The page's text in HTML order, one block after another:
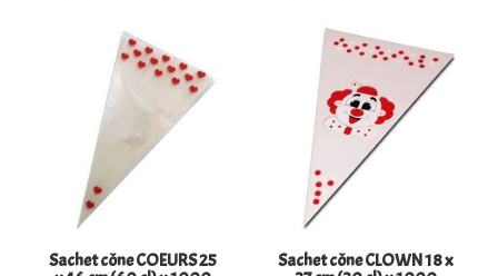
comme au cirque ou pour
emporter ! (convient
également pour des
pralines, des bonbons, des
compositions, ...
les biscuits, les épices, ...
- Dimensions du sachet à
plat : (largeur) 12 cm x
(hauteur) 27.5 ...
Sachet cône COEURS 25
Sachet cône CLOWN 18 x